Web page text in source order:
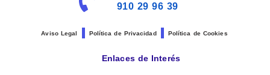
910 29 96 39
Aviso Legal Política de Privacidad Política de Cookies
Enlaces de Interés